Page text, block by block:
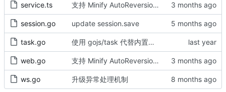
service.ts 支持 Minify AutoReversion 等
session.go update session.save
task.go 使用 gojs/task 代替内置任务
web.go 支持 Minify AutoReversion 等
ws.go 升级异常处理机制